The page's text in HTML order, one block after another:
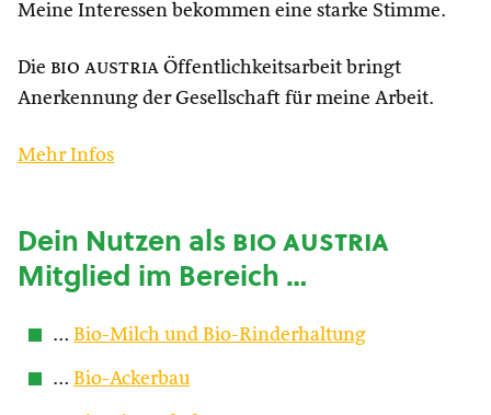
Meine Interessen bekommen eine starke Stimme.
Die bio austria Öffentlichkeitsarbeit bringt
Anerkennung der Gesellschaft für meine Arbeit.
Mehr Infos
Dein Nutzen alsbio austria
Mitglied im Bereich …
… Bio-Milch und Bio-Rinderhaltung
… Bio-Ackerbau